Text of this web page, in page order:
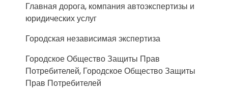
Главная дорога, компания автоэкспертизы и
юридических услуг
Городская независимая экспертиза
Городское Общество Защиты Прав
Потребителей, Городское Общество Защиты
Прав Потребителей